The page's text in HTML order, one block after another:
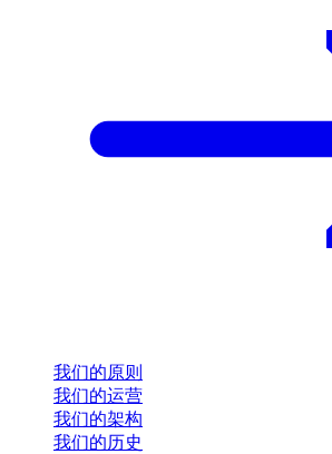
我们的原则
我们的运营
我们的架构
我们的历史